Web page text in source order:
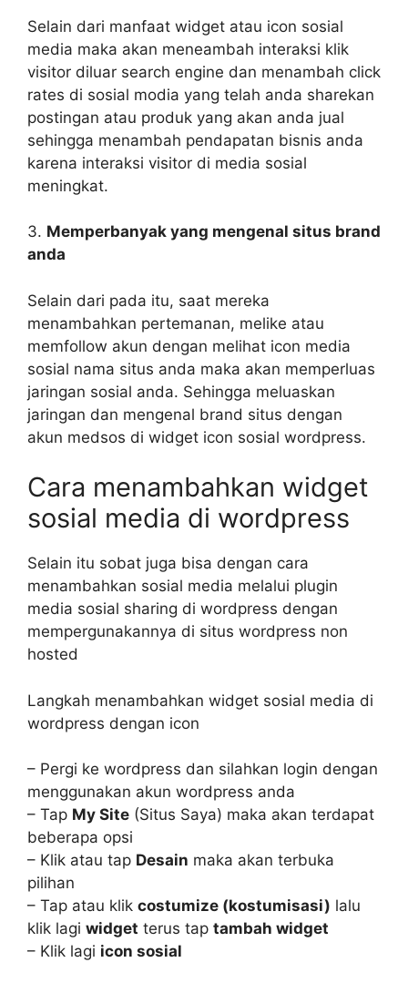
Selain dari manfaat widget atau icon sosial
media maka akan meneambah interaksi klik
visitor diluar search engine dan menambah click
rates di sosial modia yang telah anda sharekan
postingan atau produk yang akan anda jual
sehingga menambah pendapatan bisnis anda
karena interaksi visitor di media sosial
meningkat.
3. Memperbanyak yang mengenal situs brand
anda
Selain dari pada itu, saat mereka
menambahkan pertemanan, melike atau
memfollow akun dengan melihat icon media
sosial nama situs anda maka akan memperluas
jaringan sosial anda. Sehingga meluaskan
jaringan dan mengenal brand situs dengan
akun medsos di widget icon sosial wordpress.
Cara menambahkan widget
sosial media di wordpress
Selain itu sobat juga bisa dengan cara
menambahkan sosial media melalui plugin
media sosial sharing di wordpress dengan
mempergunakannya di situs wordpress non
hosted
Langkah menambahkan widget sosial media di
wordpress dengan icon
– Pergi ke wordpress dan silahkan login dengan
menggunakan akun wordpress anda
– Tap My Site (Situs Saya) maka akan terdapat
beberapa opsi
– Klik atau tap Desain maka akan terbuka
pilihan
– Tap atau klik costumize (kostumisasi) lalu
klik lagi widget terus tap tambah widget
– Klik lagi icon sosial